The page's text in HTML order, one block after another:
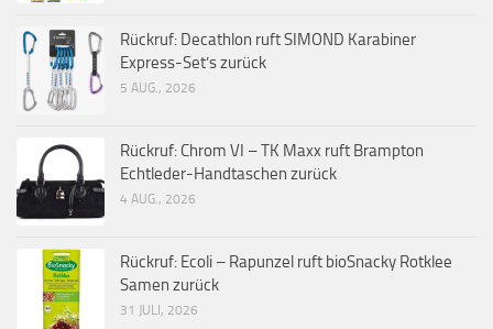
Rückruf: Decathlon ruft SIMOND Karabiner
Express-Set’s zurück
5 AUG., 2026
Rückruf: Chrom VI – TK Maxx ruft Brampton
Echtleder-Handtaschen zurück
4 AUG., 2026
Rückruf: Ecoli – Rapunzel ruft bioSnacky Rotklee
Samen zurück
31 JULI, 2026